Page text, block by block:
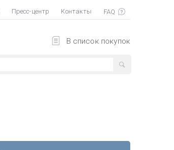
Пресс-центр Контакты
В список покупок